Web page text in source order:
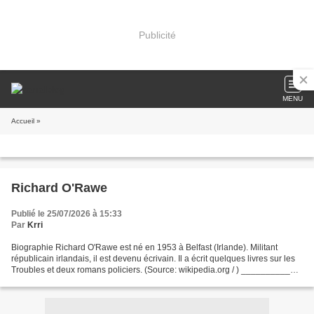
Publicité
MENU
Accueil »
Richard O'Rawe
Publié le 25/07/2026 à 15:33
Par Krri
Biographie Richard O'Rawe est né en 1953 à Belfast (Irlande). Militant
républicain irlandais, il est devenu écrivain. Il a écrit quelques livres sur les
Troubles et deux romans policiers. (Source: wikipedia.org / ) __________